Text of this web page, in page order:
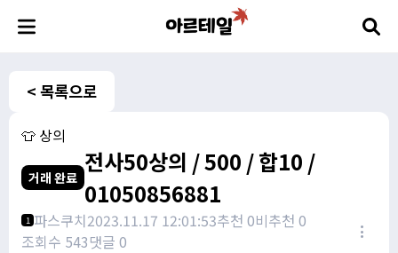
< 목록으로
👕 상의
거래 완료
전사50상의 / 500 / 합10 /
01050856881
1 파스쿠치2023.11.17 12:01:53추천 0비추천 0
조회수 543댓글 0